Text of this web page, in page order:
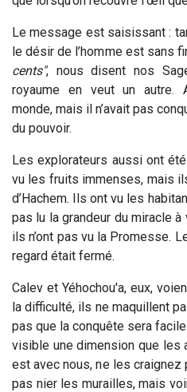
Le message est saisissant :
le désir de l’homme est sans
cents", nous disent nos
royaume en veut un autre.
monde, mais il n’avait pas
du pouvoir.
Les explorateurs aussi ont
vu les fruits immenses, mais
d’Hachem. Ils ont vu les
pas lu la grandeur du miracle
ils n’ont pas vu la Promesse.
regard était fermé.
Calev et Yéhochou'a, eux,
la difficulté, ils ne maquillent
pas que la conquête sera
visible une dimension que les
est avec nous, ne les craignez
pas nier les murailles, mais